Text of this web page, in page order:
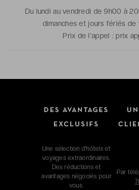
Du lundi au vendredi de 9h00 à
dimanches et jours fériés de
Prix de l'appel :prix
DES AVANTAGES
EXCLUSIFS
Une sélection d'hôtels et
voyages extraordinaires.
Des réductions et
avantages négociés pour
vous.
Par